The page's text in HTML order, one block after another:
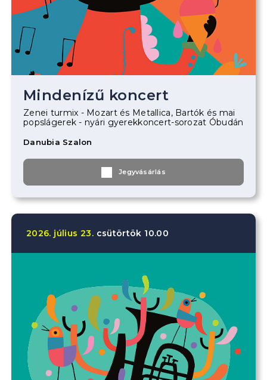
Mindenízű koncert
Zenei turmix - Mozart és Metallica, Bartók és mai
popslágerek - nyári gyerekkoncert-sorozat Óbudán
Danubia Szalon
Jegyvásárlás
2026. július 23. csütörtök 10.00